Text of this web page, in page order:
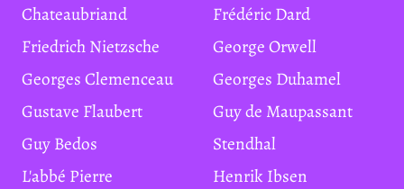
Chateaubriand
Frédéric Dard
Friedrich Nietzsche
George Orwell
Georges Clemenceau
Georges Duhamel
Gustave Flaubert
Guy de Maupassant
Guy Bedos
Stendhal
L'abbé Pierre
Henrik Ibsen